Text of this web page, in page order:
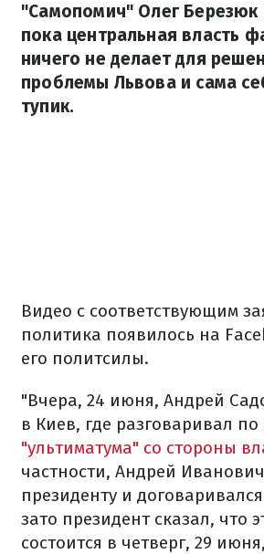
"Самопомич" Олег Березюк
пока центральная власть
ничего не делает для
проблемы Львова и сама
тупик.
Видео с соответствующим
политика появилось на
его политсилы.
"Вчера, 24 июня, Андрей
в Киев, где разговаривал
"ультиматума" со стороны
частности, Андрей
президенту и
зато президент сказал, что
состоится в четверг, 29